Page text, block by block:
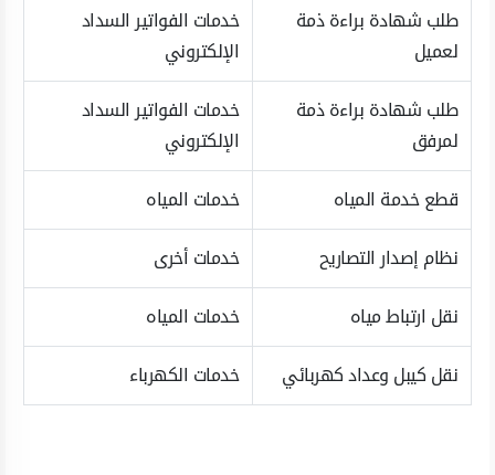
طلب شهادة براءة ذمة
لعميل
خدمات الفواتير السداد
الإلكتروني
طلب شهادة براءة ذمة
لمرفق
خدمات الفواتير السداد
الإلكتروني
قطع خدمة المياه
خدمات المياه
نظام إصدار التصاريح
خدمات أخرى
نقل ارتباط مياه
خدمات المياه
نقل كيبل وعداد كهربائي
خدمات الكهرباء